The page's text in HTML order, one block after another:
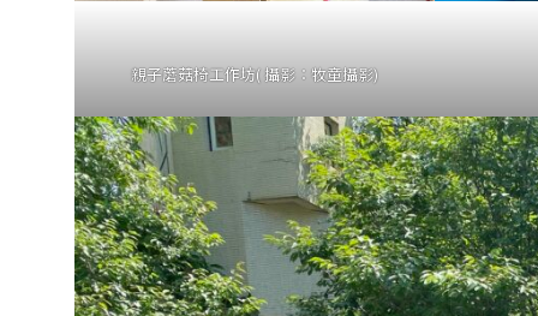
親子蘑菇椅工作坊( 攝影：牧童攝影)